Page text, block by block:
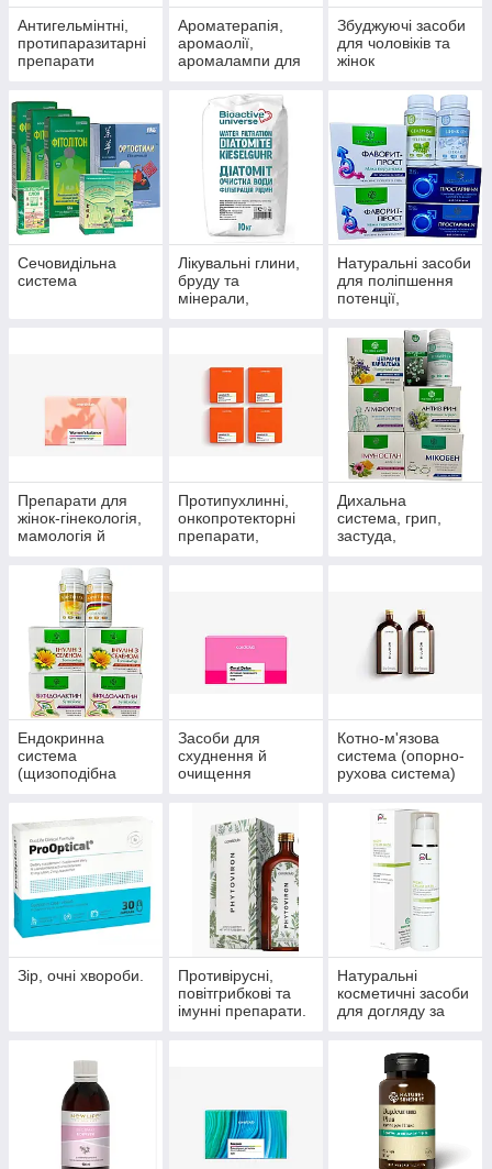
Антигельмінтні,
протипаразитарні
препарати
Ароматерапія,
аромаолії,
аромалампи для
приміщень
Збуджуючі засоби
для чоловіків та
жінок
Сечовидільна
система
Лікувальні глини,
бруду та
мінерали,
прийняття ванн.
Натуральні засоби
для поліпшення
потенції,
чоловічого
здоров'я
Препарати для
жінок-гінекологія,
мамологія й
Протипухлинні,
онкопротекторні
препарати,
Дихальна
система, грип,
застуда,
Ендокринна
система
(щизоподібна
Засоби для
схуднення й
очищення
Котно-м'язова
система (опорно-
рухова система)
Зір, очні хвороби.
Противірусні,
повітгрибкові та
імунні препарати.
Натуральні
косметичні засоби
для догляду за